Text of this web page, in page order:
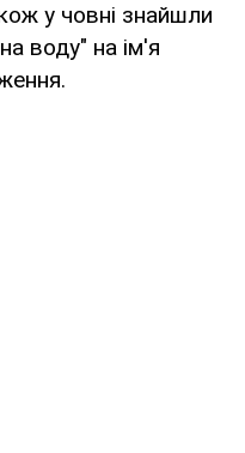
у човні знайшли
воду" на ім'я